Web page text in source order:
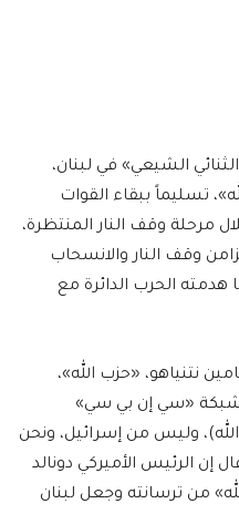
الشيعي» في لبنان،
تسليماً ببقاء القوات
مرحلة وقف النار المنتظرة،
وقف النار والانسحاب
هدمته الحرب الدائرة مع
نتنياهو، «حزب الله»،
«سي إن بي سي»
وليس من إسرائيل، ونحن
إن الرئيس الأميركي دونالد
من ترسانته وجعل لبنان